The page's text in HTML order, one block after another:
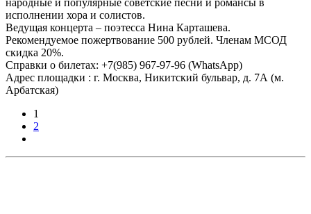
народные и популярные советские песни и романсы в
исполнении хора и солистов.
Ведущая концерта – поэтесса Нина Карташева.
Рекомендуемое пожертвование 500 рублей. Членам МСОД
скидка 20%.
Справки о билетах: +7(985) 967-97-96 (WhatsApp)
Адрес площадки : г. Москва, Никитский бульвар, д. 7А (м.
Арбатская)
1
2